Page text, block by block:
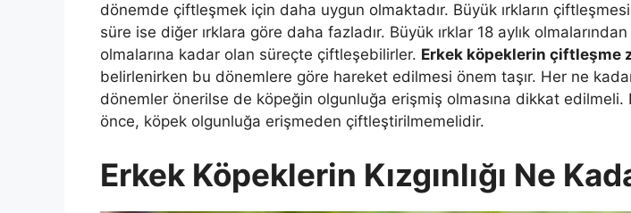
dönemde çiftleşmek için daha uygun olmaktadır. Büyük ırkların
süre ise diğer ırklara göre daha fazladır. Büyük ırklar 18 aylık olmalarından
olmalarına kadar olan süreçte çiftleşebilirler. Erkek köpeklerin çiftleşme
belirlenirken bu dönemlere göre hareket edilmesi önem taşır. Her ne
dönemler önerilse de köpeğin olgunluğa erişmiş olmasına dikkat edilmeli.
önce, köpek olgunluğa erişmeden çiftleştirilmemelidir.
Erkek Köpeklerin Kızgınlığı Ne